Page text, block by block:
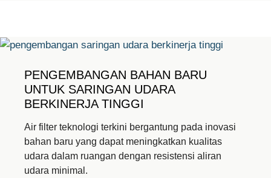
PENGEMBANGAN BAHAN BARU
UNTUK SARINGAN UDARA
BERKINERJA TINGGI
Air filter teknologi terkini bergantung pada inovasi
bahan baru yang dapat meningkatkan kualitas
udara dalam ruangan dengan resistensi aliran
udara minimal.